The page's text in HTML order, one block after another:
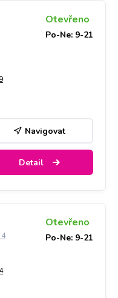
Otevřeno
Po-Ne: 9-21
Navigovat
Detail
Otevřeno
Po-Ne: 9-21